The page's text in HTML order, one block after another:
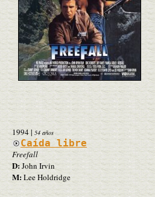
1994| 54 años
Caída libre
Freefall
D:John Irvin
M:Lee Holdridge